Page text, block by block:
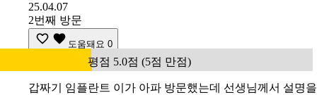
25.04.07
2번째 방문
도움돼요 0
평점 5.0점 (5점 만점)
갑짜기 임플란트 이가 아파 방문했는데 선생님께서 설명을